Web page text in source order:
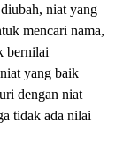
niat yang
mencari nama,
bernilai
yang baik
dengan niat
tidak ada nilai